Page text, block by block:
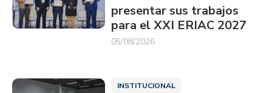
presentar sus trabajos
para el XXI ERIAC 2027
05/08/2026
INSTITUCIONAL